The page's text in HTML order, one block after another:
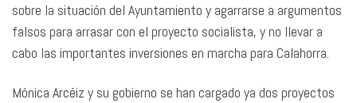
sobre la situación del Ayuntamiento y agarrarse a argumentos
falsos para arrasar con el proyecto socialista, y no llevar a
cabo las importantes inversiones en marcha para Calahorra.
Mónica Arcéiz y su gobierno se han cargado ya dos proyectos